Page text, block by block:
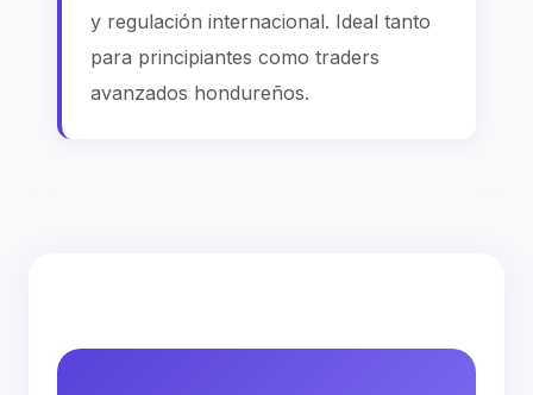
y regulación internacional. Ideal tanto
para principiantes como traders
avanzados hondureños.